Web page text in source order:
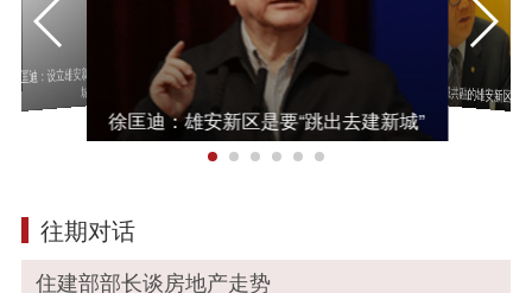
徐匡迪：设立雄安新区是要“跳出去建新
城”
徐匡迪：雄安新区是要“跳出去建新城”
李晓江：构建水城共融的雄安新区
往期对话
住建部部长谈房地产走势